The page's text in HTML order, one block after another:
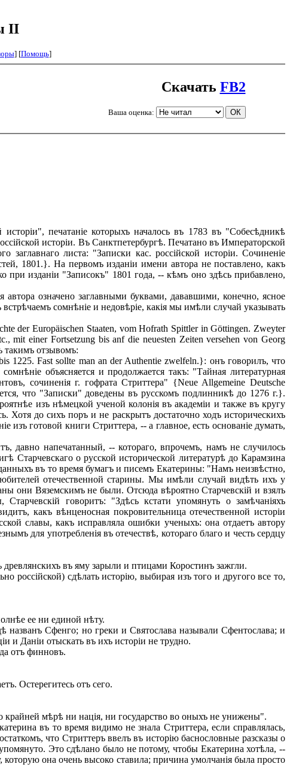
II
] [Помощь]
Скачать FB2
Ваша оценка:
печатаніе которыхъ началось въ 1783 въ "Собесѣдникѣ
исторіи. Въ Санктпетербургѣ. Печатано въ Императорской
листа: "Записки кас. россійской исторіи. Сочиненіе
1801.}. На первомъ изданіи имени автора не поставлено, какъ
при изданіи "Записокъ" 1801 года, -- кѣмъ оно здѣсь прибавлено,
означено заглавными буквами, дававшими, конечно, ясное
сомнѣніе и недовѣріе, какія мы имѣли случай указывать
der Europäischen Staaten, vom Hofrath Spittler in Göttingen. Zweyter
mit einer Fortsetzung bis anf die neuesten Zeiten versehen von Georg
такимъ отзывомъ:
Fast sollte man an der Authentie zwelfeln.}: онъ говорилъ, что
объясняется и продолжается такъ: "Тайная литературная
сочиненія г. гофрата Стриттера" {Neue Allgemeine Deutsche
что "Записки" доведены въ русскомъ подлинникѣ до 1276 г.}.
изъ нѣмецкой ученой колонія въ академіи и также въ кругу
Хотя до сихъ поръ и не раскрытъ достаточно ходъ историческихъ
готовой книги Стриттера, -- а главное, есть основаніе думать,
давно напечатанный, -- котораго, впрочемъ, намъ не случилось
Старчевскаго о русской исторической литературѣ до Карамзина
въ то время бумагъ и писемъ Екатерины: "Намъ неизвѣстно,
отечественной старины. Мы имѣли случай видѣть ихъ у
они Вяземскимъ не были. Отсюда вѣроятно Старчевскій и взялъ
говоритъ: "Здѣсь кстати упомянуть о замѣчаніяхъ
какъ вѣнценосная покровительница отечественной исторіи
славы, какъ исправляла ошибки ученыхъ: она отдаетъ автору
для употребленія въ отечествѣ, котораго благо и честь сердцу
въ яму зарыли и птицами Коростинъ зажгли.
россійской) сдѣлать исторію, выбирая изъ того и другого все то,
ее ни единой нѣту.
названъ Сфенго; но греки и Святослава называли Сфентослава; и
и Даніи отыскать въ ихъ исторіи не трудно.
отъ финновъ.
Остерегитесь отъ сего.
крайней мѣрѣ ни нація, ни государство во оныхъ не унижены".
въ то время видимо не знала Стриттера, если справлялась,
что Стриттеръ ввелъ въ исторію баснословные разсказы о
Это сдѣлано было не потому, чтобы Екатерина хотѣла, --
она очень высоко ставила; причина умолчанія была просто